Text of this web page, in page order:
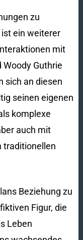
zu
ein weiterer
mit
Woody Guthrie
sich an diesen
seinen eigenen
komplexe
auch mit
traditionellen
Beziehung zu
Figur, die
Leben